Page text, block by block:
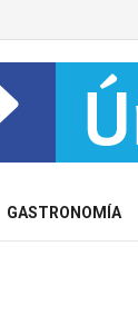
GASTRONOMÍA